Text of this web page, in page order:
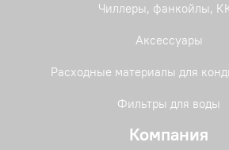
Чиллеры, фанкойлы,
Аксессуары
Расходные материалы для
Фильтры для воды
Компания